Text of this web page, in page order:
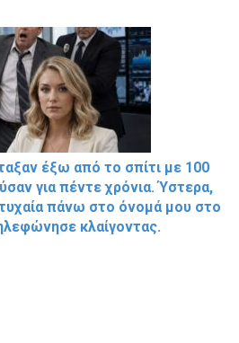
έξω από το σπίτι με 100
για πέντε χρόνια. Ύστερα,
πάνω στο όνομά μου στο
κλαίγοντας.